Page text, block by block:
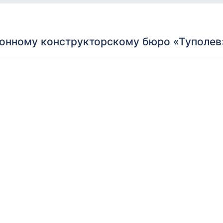
конструкторскому бюро